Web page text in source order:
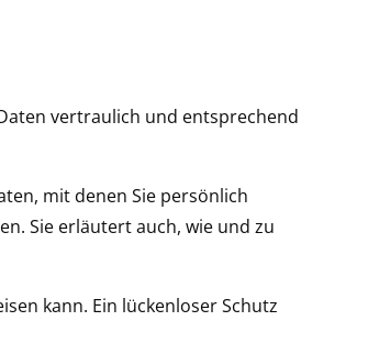
vertraulich und entsprechend
mit denen Sie persönlich
Sie erläutert auch, wie und zu
kann. Ein lückenloser Schutz